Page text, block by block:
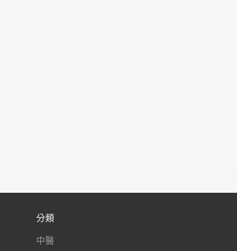
分類
中醫